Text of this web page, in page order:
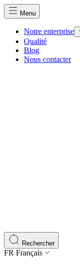
Menu
Notre enterprise
Qualité
Blog
Nous contacter
Rechercher
FR Français